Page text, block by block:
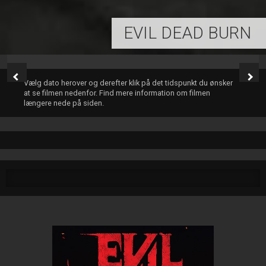
EVIL DEAD BURN
Vælg dato herover og derefter klik på det tidspunkt du ønsker
at se filmen nedenfor. Find mere information om filmen
længere nede på siden.